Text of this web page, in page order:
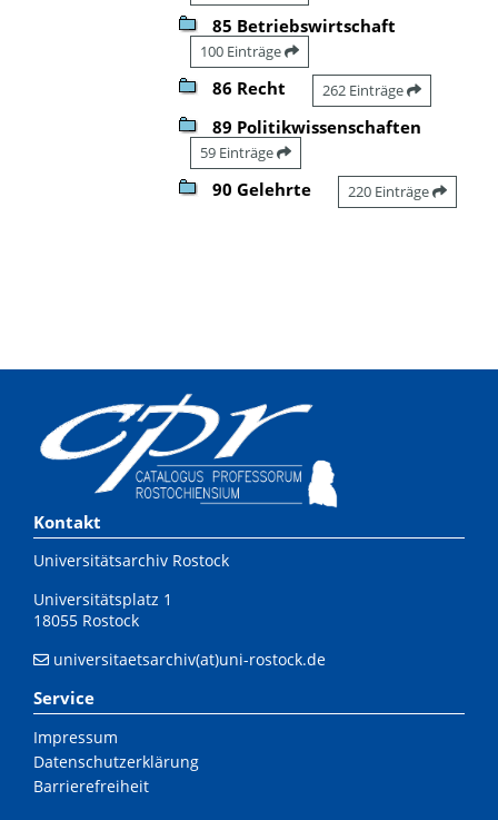
85 Betriebswirtschaft
100 Einträge
86 Recht 262 Einträge
89 Politikwissenschaften
59 Einträge
90 Gelehrte 220 Einträge
Kontakt
Universitätsarchiv Rostock
Universitätsplatz 1
18055 Rostock
universitaetsarchiv(at)uni-rostock.de
Service
Impressum
Datenschutzerklärung
Barrierefreiheit